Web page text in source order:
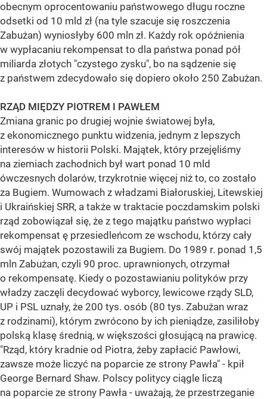
obecnym oprocentowaniu państwowego długu roczne
odsetki od 10 mld zł (na tyle szacuje się roszczenia
Zabużan) wyniosłyby 600 mln zł. Każdy rok opóźnienia
w wypłacaniu rekompensat to dla państwa ponad pół
miliarda złotych "czystego zysku", bo na sądzenie się
z państwem zdecydowało się dopiero około 250 Zabużan.
RZĄD MIĘDZY PIOTREM I PAWŁEM
Zmiana granic po drugiej wojnie światowej była,
z ekonomicznego punktu widzenia, jednym z lepszych
interesów w historii Polski. Majątek, który przejęliśmy
na ziemiach zachodnich był wart ponad 10 mld
ówczesnych dolarów, trzykrotnie więcej niż to, co zostało
za Bugiem. Wumowach z władzami Białoruskiej, Litewskiej
i Ukraińskiej SRR, a także w traktacie poczdamskim polski
rząd zobowiązał się, że z tego majątku państwo wypłaci
rekompensat ę przesiedleńcom ze wschodu, którzy cały
swój majątek pozostawili za Bugiem. Do 1989 r. ponad 1,5
mln Zabużan, czyli 90 proc. uprawnionych, otrzymał
o rekompensatę. Kiedy o pozostawianiu polityków przy
władzy zaczęli decydować wyborcy, lewicowe rządy SLD,
UP i PSL uznały, że 200 tys. osób (80 tys. Zabużan wraz
z rodzinami), którym zwrócono by ich pieniądze, zasiliłoby
polską klasę średnią, w większości głosującą na prawicę.
"Rząd, który kradnie od Piotra, żeby zapłacić Pawłowi,
zawsze może liczyć na poparcie ze strony Pawła" - kpił
George Bernard Shaw. Polscy politycy ciągle liczą
na poparcie ze strony Pawła - uważają, że przestrzeganie